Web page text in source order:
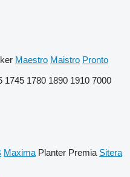
Maestro Maistro Pronto
1745 1780 1890 1910 7000
Maxima Planter Premia Sitera